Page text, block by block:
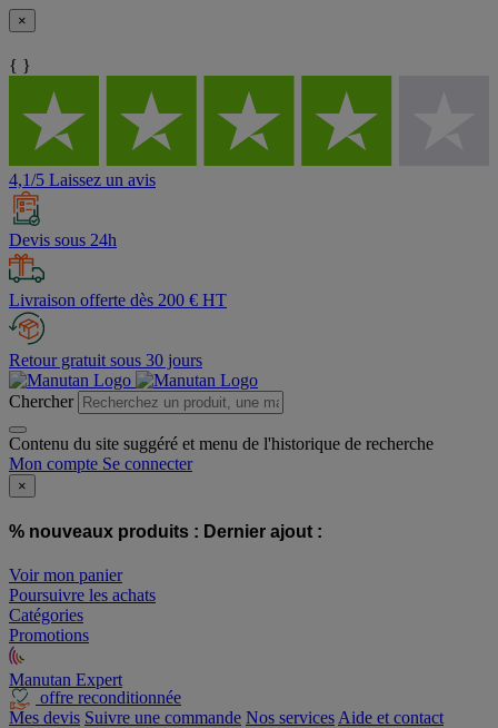
×
{ }
4,1/5 Laissez un avis
Devis sous 24h
Livraison offerte dès 200 € HT
Retour gratuit sous 30 jours
Chercher
Contenu du site suggéré et menu de l'historique de recherche
Mon compte Se connecter
×
% nouveaux produits : Dernier ajout :
Voir mon panier
Poursuivre les achats
Catégories
Promotions
Manutan Expert
offre reconditionnée
Mes devis Suivre une commande Nos services Aide et contact